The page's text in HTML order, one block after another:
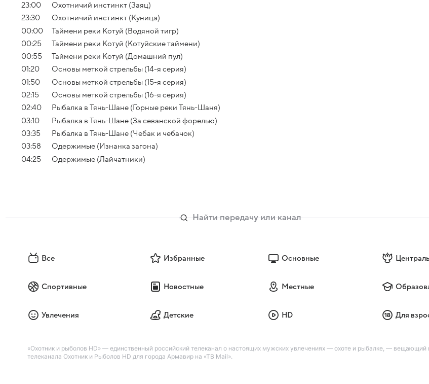
23:00
Охотничий инстинкт (Заяц)
23:30
Охотничий инстинкт (Куница)
00:00
Таймени реки Котуй (Водяной тигр)
00:25
Таймени реки Котуй (Котуйские таймени)
00:55
Таймени реки Котуй (Домашний пул)
01:20
Основы меткой стрельбы (14-я серия)
01:50
Основы меткой стрельбы (15-я серия)
02:15
Основы меткой стрельбы (16-я серия)
02:40
Рыбалка в Тянь-Шане (Горные реки Тянь-Шаня)
03:10
Рыбалка в Тянь-Шане (За севанской форелью)
03:35
Рыбалка в Тянь-Шане (Чебак и чебачок)
03:58
Одержимые (Изнанка загона)
04:25
Одержимые (Лайчатники)
Все Избранные Основные
Спортивные Новостные Местные
Увлечения Детские HD Для
«Охотник и рыболов HD» — единственный российский телеканал о настоящих мужских увлечениях — охоте и рыбалке, —
телеканала Охотник и Рыболов HD для города Армавир на «ТВ Mail».